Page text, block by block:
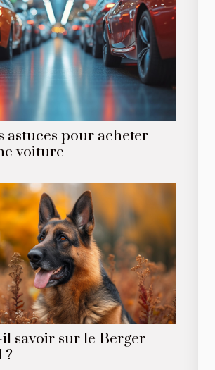
astuces pour acheter
voiture
savoir sur le Berger
?